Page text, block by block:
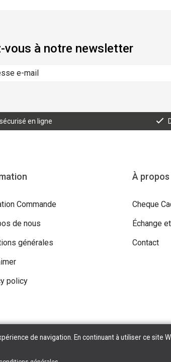
vous à notre newsletter
en ligne
Commande
de nous
générales
policy
À
Cheque
Échange
Contact
2026 Vanzeebroeck Motors. All Rights Reserved |
de navigation. En continuant à utiliser ce site